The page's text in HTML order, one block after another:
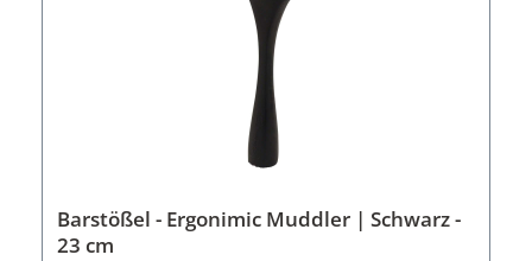
Barstößel - Ergonimic Muddler | Schwarz -
23 cm